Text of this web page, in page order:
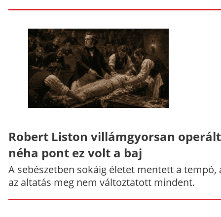
Robert Liston villámgyorsan
néha pont ez volt a baj
A sebészetben sokáig életet mentett a tempó,
az altatás meg nem változtatott mindent.